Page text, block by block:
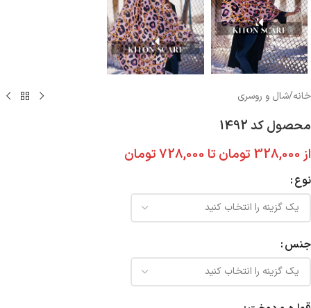
خانه/شال و روسری
محصول کد 1492
از 328,000 تومان تا 728,000تومان
نوع
جنس